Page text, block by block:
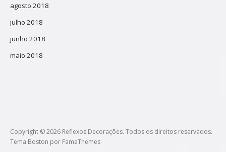
agosto 2018
julho 2018
junho 2018
maio 2018
Copyright © 2026 Reflexos Decorações. Todos os direitos reservados.
Tema Boston por FameThemes